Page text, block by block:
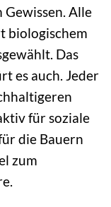
Gewissen. Alle
biologischem
Das
es auch. Jeder
für soziale
die Bauern
zum